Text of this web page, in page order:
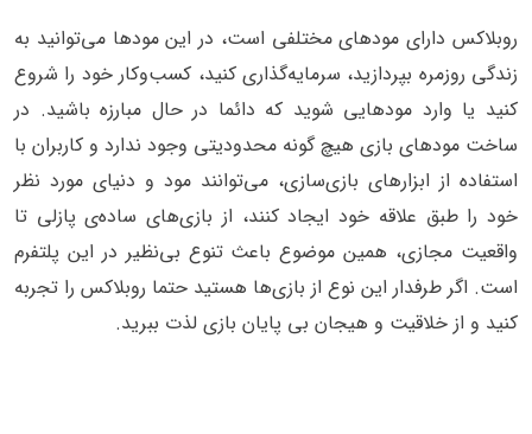
روبلاکس دارای مود‌های مختلفی است، در این مود‌ها می‌توانید به
زندگی روزمره بپردازید، سرمایه‌گذاری کنید، کسب‌و‌کار خود را شروع
کنید یا وارد مودهایی شوید که دائما در حال مبارزه باشید. در
ساخت مود‌های بازی هیچ گونه محدودیتی وجود ندارد و کاربران با
استفاده از ابزار‌های بازی‌سازی، می‌توانند مود و دنیای مورد نظر
خود را طبق علاقه‌ خود ایجاد کنند، از بازی‌های ساده‌ی پازلی تا
واقعیت مجازی، همین موضوع باعث تنوع بی‌نظیر در این پلتفرم
است. اگر طرفدار این نوع از بازی‌ها هستید حتما روبلاکس را تجربه
کنید و از خلاقیت و هیجان بی‌ پایان بازی لذت ببرید.